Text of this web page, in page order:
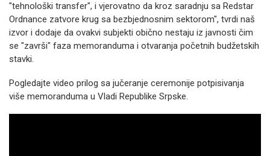
"tehnološki transfer", i vjerovatno da kroz saradnju sa Redstar
Ordnance zatvore krug sa bezbjednosnim sektorom", tvrdi naš
izvor i dodaje da ovakvi subjekti obično nestaju iz javnosti čim
se "završi" faza memoranduma i otvaranja početnih budžetskih
stavki.
Pogledajte video prilog sa jučeranje ceremonije potpisivanja
više memoranduma u Vladi Republike Srpske.